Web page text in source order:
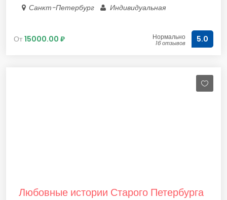
Санкт-Петербург Индивидуальная
От 15000.00 ₽ Нормально
16 отзывов 5.0
Любовные истории Старого Петербурга